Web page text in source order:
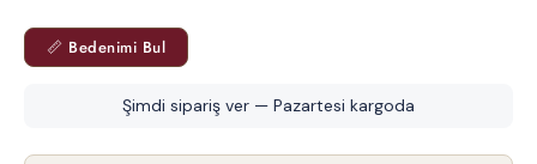
📏 Bedenimi Bul
Şimdi sipariş ver — Pazartesi kargoda